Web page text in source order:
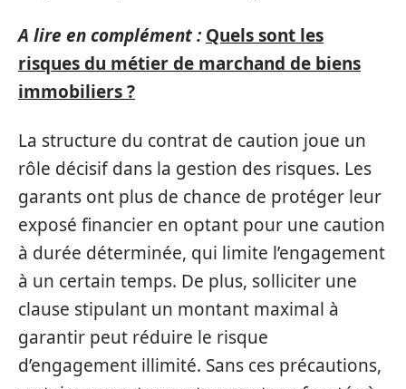
A lire en complément : Quels sont les
risques du métier de marchand de biens
immobiliers ?
La structure du contrat de caution joue un
rôle décisif dans la gestion des risques. Les
garants ont plus de chance de protéger leur
exposé financier en optant pour une caution
à durée déterminée, qui limite l’engagement
à un certain temps. De plus, solliciter une
clause stipulant un montant maximal à
garantir peut réduire le risque
d’engagement illimité. Sans ces précautions,